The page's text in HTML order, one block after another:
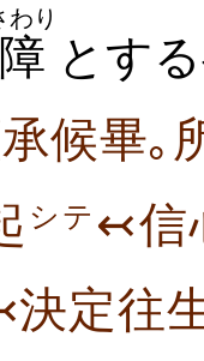
障
わり
とす
承候畢
シテ ↢信
定往